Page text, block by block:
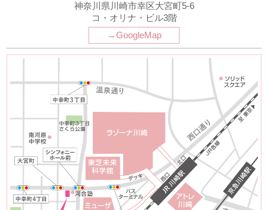
神奈川県川崎市幸区大宮町5-6
コ・オリナ・ビル3階
→GoogleMap